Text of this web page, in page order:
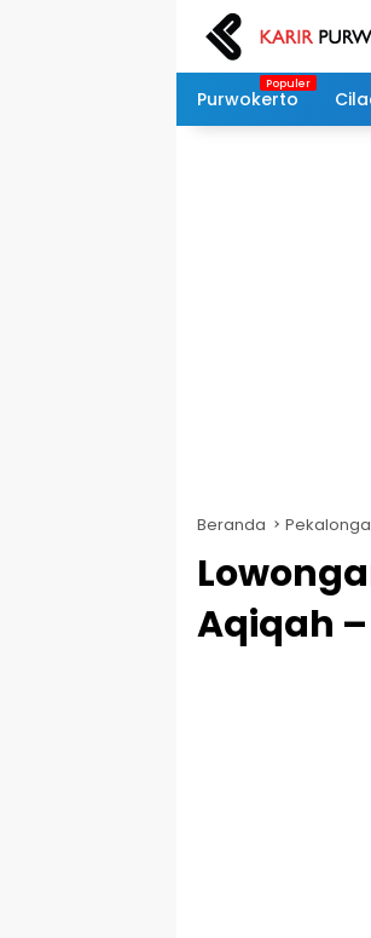
Purwokerto
Beranda
Aqiqah